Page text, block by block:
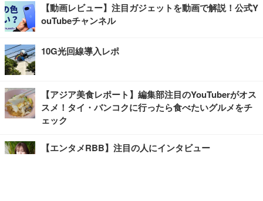
【動画レビュー】注目ガジェットを動画で解説！公式Y
ouTubeチャンネル
10G光回線導入レポ
【アジア美食レポート】編集部注目のYouTuberがオス
スメ！タイ・バンコクに行ったら食べたいグルメをチ
ェック
【エンタメRBB】注目の人にインタビュー